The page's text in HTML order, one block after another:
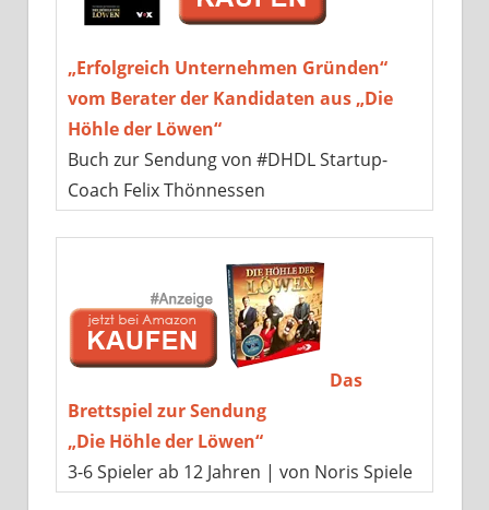
„Erfolgreich Unternehmen Gründen“
vom Berater der Kandidaten aus „Die
Höhle der Löwen“
Buch zur Sendung von #DHDL Startup-
Coach Felix Thönnessen
Das
Brettspiel zur Sendung
„Die Höhle der Löwen“
3-6 Spieler ab 12 Jahren | von Noris Spiele